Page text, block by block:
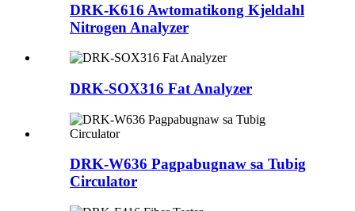
DRK-K616 Awtomatikong Kjeldahl
Nitrogen Analyzer
DRK-SOX316 Fat Analyzer
DRK-W636 Pagpabugnaw sa Tubig
Circulator